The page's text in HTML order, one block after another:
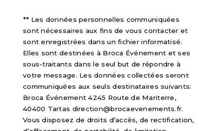
** Les données personnelles communiquées
sont nécessaires aux fins de vous contacter et
sont enregistrées dans un fichier informatisé.
Elles sont destinées à Broca Événement et ses
sous-traitants dans le seul but de répondre à
votre message. Les données collectées seront
communiquées aux seuls destinataires suivants:
Broca Événement 4245 Route de Mariterre,
40400 Tartas direction@brocaevenements.fr.
Vous disposez de droits d’accès, de rectification,